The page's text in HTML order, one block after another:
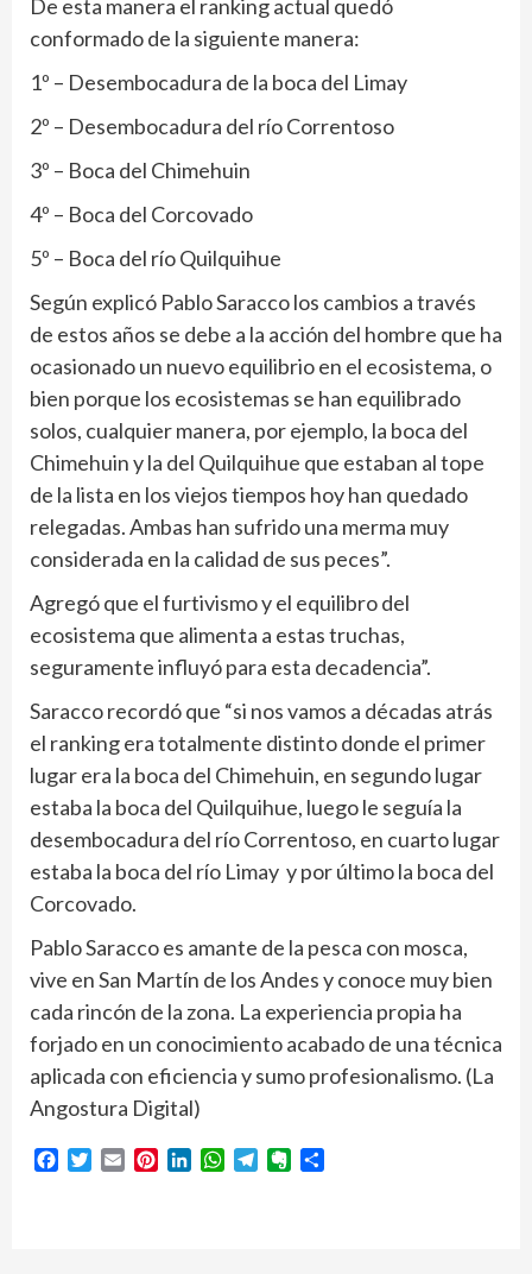
De esta manera el ranking actual quedó
conformado de la siguiente manera:
1º – Desembocadura de la boca del Limay
2º – Desembocadura del río Correntoso
3º – Boca del Chimehuin
4º – Boca del Corcovado
5º – Boca del río Quilquihue
Según explicó Pablo Saracco los cambios a través
de estos años se debe a la acción del hombre que ha
ocasionado un nuevo equilibrio en el ecosistema, o
bien porque los ecosistemas se han equilibrado
solos, cualquier manera, por ejemplo, la boca del
Chimehuin y la del Quilquihue que estaban al tope
de la lista en los viejos tiempos hoy han quedado
relegadas. Ambas han sufrido una merma muy
considerada en la calidad de sus peces”.
Agregó que el furtivismo y el equilibro del
ecosistema que alimenta a estas truchas,
seguramente influyó para esta decadencia”.
Saracco recordó que “si nos vamos a décadas atrás
el ranking era totalmente distinto donde el primer
lugar era la boca del Chimehuin, en segundo lugar
estaba la boca del Quilquihue, luego le seguía la
desembocadura del río Correntoso, en cuarto lugar
estaba la boca del río Limay y por último la boca del
Corcovado.
Pablo Saracco es amante de la pesca con mosca,
vive en San Martín de los Andes y conoce muy bien
cada rincón de la zona. La experiencia propia ha
forjado en un conocimiento acabado de una técnica
aplicada con eficiencia y sumo profesionalismo. (La
Angostura Digital)
Facebook
Twitter
Email PinterestLinkedInWhatsApp
TelegramEvernote